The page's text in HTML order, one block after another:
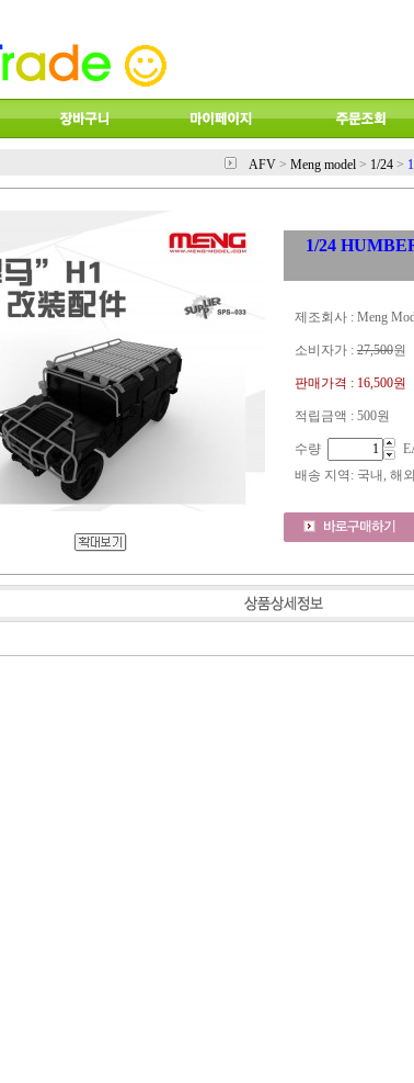
AFV > Meng model > 1/24 >
1/24
제조회사 : Meng
소비자가 : 27,500원
판매가격 : 16,500원
적립금액 : 500원
수량
배송 지역 : 국내, 해